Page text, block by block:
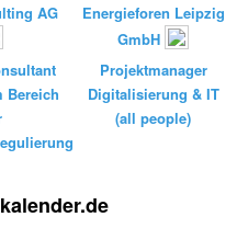
AG
Bereich
Energieforen Leipzig
GmbH
Projektmanager
Digitalisierung & IT
(all people)